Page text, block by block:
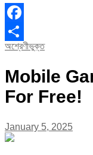
Facebook
Share
অশ্রেণীভুক্ত
Mobile
For Free!
January 5, 2025